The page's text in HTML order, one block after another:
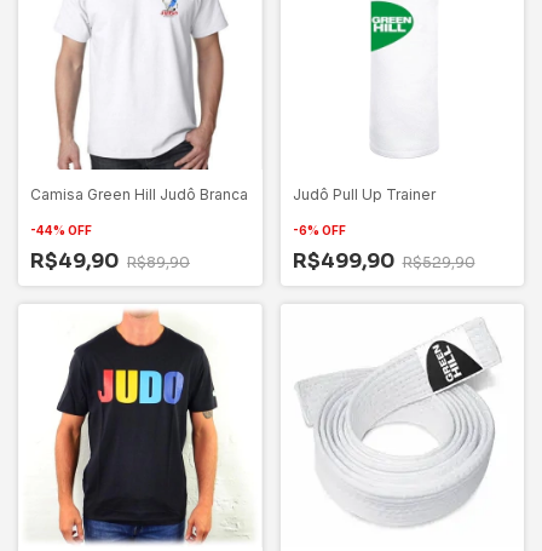
Camisa Green Hill Judô Branca
-44% OFF
R$49,90 R$89,90
Judô Pull Up Trainer
-6% OFF
R$499,90 R$529,90